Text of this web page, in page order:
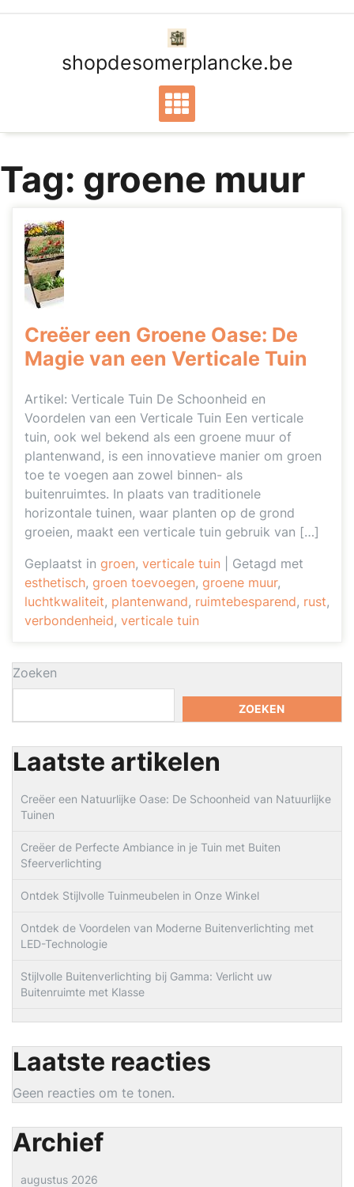
shopdesomerplancke.be
Tag: groene muur
Creëer een Groene Oase: De
Magie van een Verticale Tuin
Artikel: Verticale Tuin De Schoonheid en
Voordelen van een Verticale Tuin Een verticale
tuin, ook wel bekend als een groene muur of
plantenwand, is een innovatieve manier om groen
toe te voegen aan zowel binnen- als
buitenruimtes. In plaats van traditionele
horizontale tuinen, waar planten op de grond
groeien, maakt een verticale tuin gebruik van […]
Geplaatst in groen, verticale tuin
Getagd met
esthetisch, groen toevoegen, groene muur,
luchtkwaliteit, plantenwand, ruimtebesparend, rust,
verbondenheid, verticale tuin
Zoeken
ZOEKEN
Laatste artikelen
Creëer een Natuurlijke Oase: De Schoonheid van Natuurlijke
Tuinen
Creëer de Perfecte Ambiance in je Tuin met Buiten
Sfeerverlichting
Ontdek Stijlvolle Tuinmeubelen in Onze Winkel
Ontdek de Voordelen van Moderne Buitenverlichting met
LED-Technologie
Stijlvolle Buitenverlichting bij Gamma: Verlicht uw
Buitenruimte met Klasse
Laatste reacties
Geen reacties om te tonen.
Archief
augustus 2026